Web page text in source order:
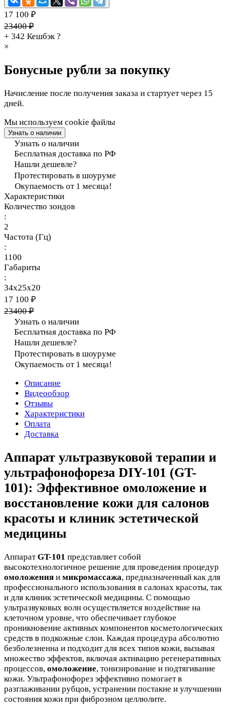
17 100 ₽
23400 ₽
+ 342 Кешбэк ?
×
Бонусные рубли за покупку
Начисление после получения заказа и стартует через 15
дней.
Мы используем cookie файлы
Узнать о наличии
Узнать о наличии
Бесплатная доставка по РФ
Нашли дешевле?
Протестировать в шоуруме
Окупаемость от 1 месяца!
Характеристики
Количество зондов
:
2
Частота (Гц)
:
1100
Габариты
:
34х25х20
17 100 ₽
23400 ₽
Узнать о наличии
Бесплатная доставка по РФ
Нашли дешевле?
Протестировать в шоуруме
Окупаемость от 1 месяца!
Описание
Видеообзор
Отзывы
Характеристики
Оплата
Доставка
Аппарат ультразвуковой терапии и
ультрафонофореза DIY-101 (GT-
101): Эффективное омоложение и
восстановление кожи для салонов
красоты и клиник эстетической
медицины
АппаратGT-101 представляет собой
высокотехнологичное решение для проведения процедур
омоложения и микромассажа, предназначенный как для
профессионального использования в салонах красоты, так
и для клиник эстетической медицины. С помощью
ультразвуковых волн осуществляется воздействие на
клеточном уровне, что обеспечивает глубокое
проникновение активных компонентов косметологических
средств в подкожные слои. Каждая процедура абсолютно
безболезненна и подходит для всех типов кожи, вызывая
множество эффектов, включая активацию регенеративных
процессов, омоложение, тонизирование и подтягивание
кожи. Ультрафонофорез эффективно помогает в
разглаживании рубцов, устранении постакне и улучшении
состояния кожи при фиброзном целлюлите.